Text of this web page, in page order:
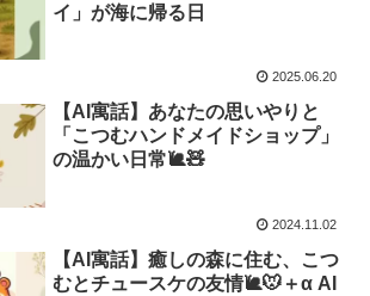
イ」が海に帰る日
2025.06.20
【AI寓話】あなたの思いやりと
「こつむハンドメイドショップ」
の温かい日常🐌🧸
2024.11.02
【AI寓話】癒しの森に住む、こつ
むとチュースケの友情🐌🐭＋α AI